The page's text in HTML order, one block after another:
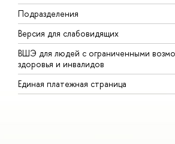
Подразделения
Версия для слабовидящих
ВШЭ для людей с ограниченными
здоровья и инвалидов
Единая платежная страница